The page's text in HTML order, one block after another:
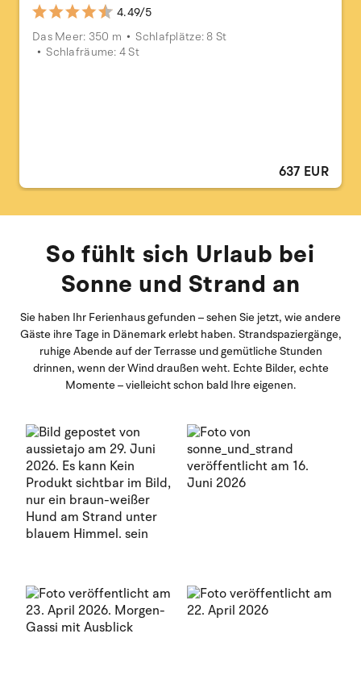
4.49/5
Das Meer: 350 m
Schlafplätze: 8 St
Schlafräume: 4 St
637 EUR
So fühlt sich Urlaub bei
Sonne und Strand an
Sie haben Ihr Ferienhaus gefunden – sehen Sie jetzt, wie andere
Gäste ihre Tage in Dänemark erlebt haben. Strandspaziergänge,
ruhige Abende auf der Terrasse und gemütliche Stunden
drinnen, wenn der Wind draußen weht. Echte Bilder, echte
Momente – vielleicht schon bald Ihre eigenen.